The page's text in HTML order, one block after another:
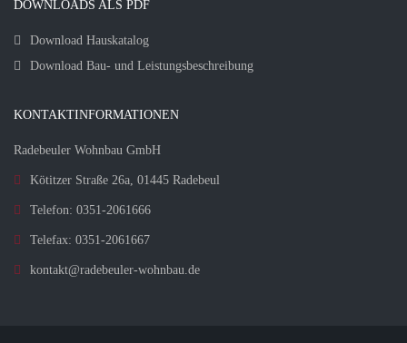
DOWNLOADS ALS PDF
Download Hauskatalog
Download Bau- und Leistungsbeschreibung
KONTAKTINFORMATIONEN
Radebeuler Wohnbau GmbH
Kötitzer Straße 26a, 01445 Radebeul
Telefon: 0351-2061666
Telefax: 0351-2061667
kontakt@radebeuler-wohnbau.de